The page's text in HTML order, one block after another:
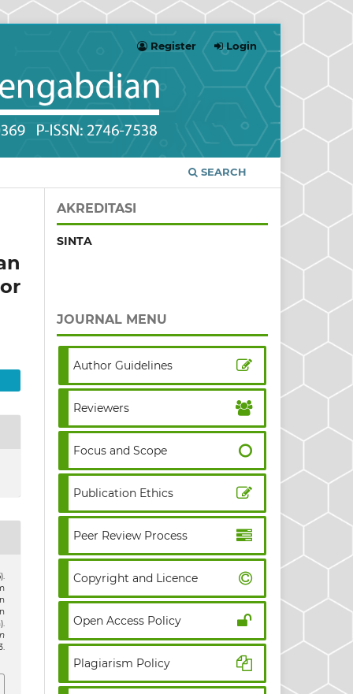
SEARCH
Register Login
AKREDITASI
SINTA
JOURNAL MENU
Author Guidelines
Reviewers
Focus and Scope
Publication Ethics
Peer Review Process
Copyright and Licence
Open Access Policy
Plagiarism Policy